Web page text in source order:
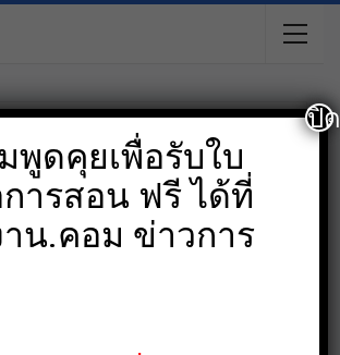
พูดคุยเพื่อรับใบ
ารสอน ฟรี ได้ที่
าน.คอม ข่าวการ
ปิด